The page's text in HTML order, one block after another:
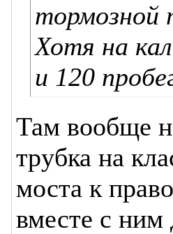
тормозной
Хотя на
и 120
Там вообще
трубка на
моста к
вместе с ним